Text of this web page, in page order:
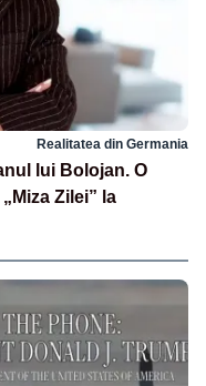
Realitatea din Germania
lui Bolojan. O
Zilei” la